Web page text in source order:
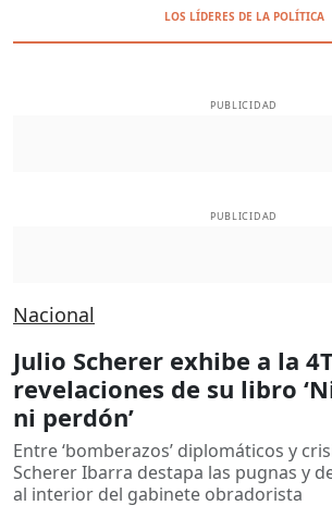
LOS LÍDERES DE LA POLÍTICA
PUBLICIDAD
PUBLICIDAD
Nacional
Julio Scherer exhibe a la
revelaciones de su libro
ni perdón’
Entre ‘bomberazos’ diplomáticos y
Scherer Ibarra destapa las pugnas y
al interior del gabinete obradorista